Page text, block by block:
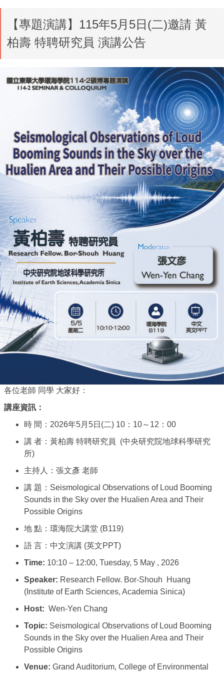
【專題演講】115年5月5日(二)邀請 黃
柏壽 特聘研究員 演講公告
各位老師 同學 大家好：
講座資訊：
時 間：2026年5月5日(二) 10：10～12：00
講 者：黃柏壽 特聘研究員 (中央研究院地球科學研究
所)
主持人：張文彥 老師
講 題：Seismological Observations of Loud Booming
Sounds in the Sky over the Hualien Area and Their
Possible Origins
地 點：環海院大講堂 (B119)
語 言：中文演講 (英文PPT)
Time: 10:10 – 12:00, Tuesday, 5 May , 2026
Speaker: Research Fellow. Bor-Shouh Huang
(Institute of Earth Sciences, Academia Sinica)
Host: Wen-Yen Chang
Topic: Seismological Observations of Loud Booming
Sounds in the Sky over the Hualien Area and Their
Possible Origins
Venue: Grand Auditorium, College of Environmental